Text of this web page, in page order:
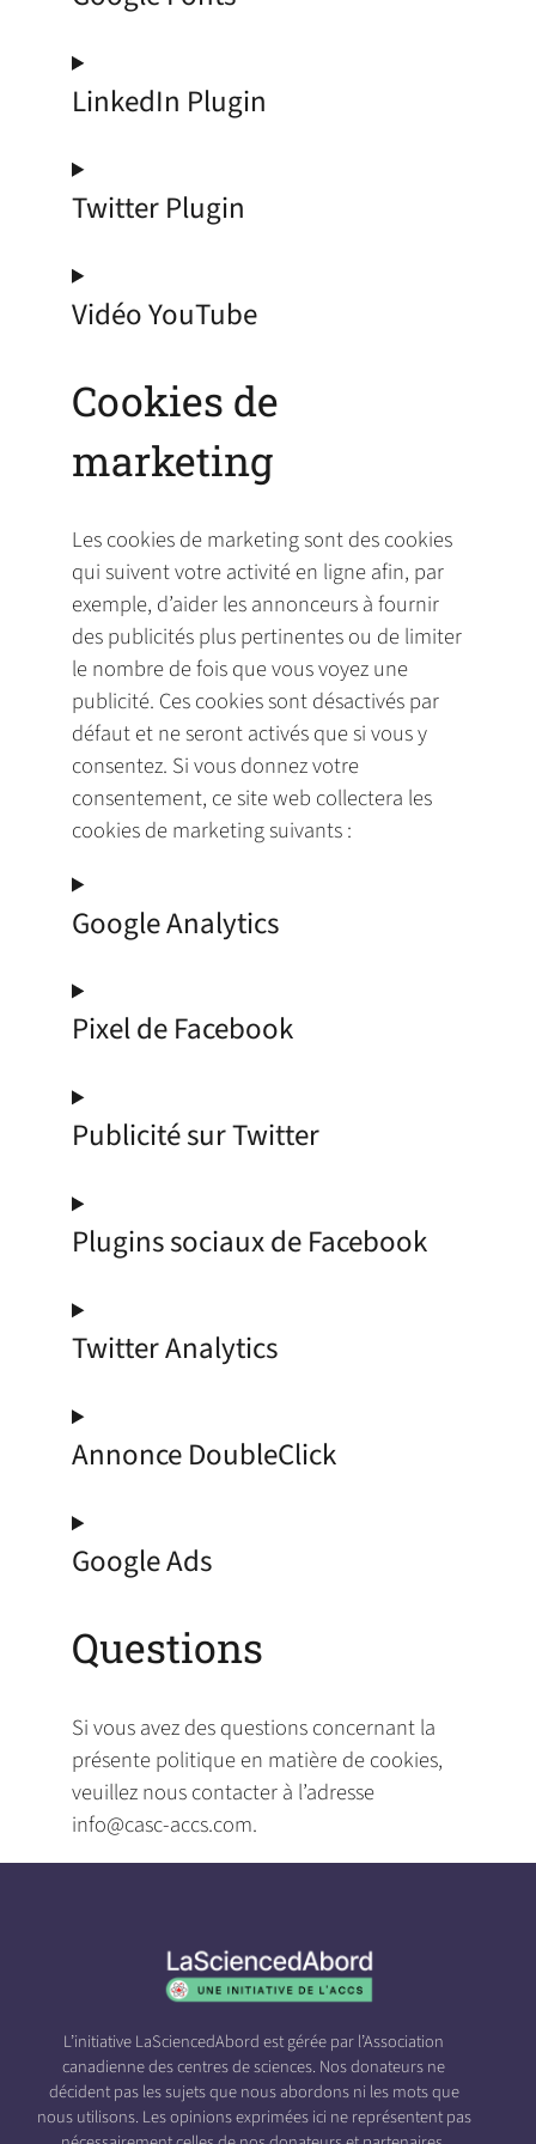
LinkedIn Plugin
Twitter Plugin
Vidéo YouTube
Cookies de
marketing
Les cookies de marketing sont des cookies
qui suivent votre activité en ligne afin, par
exemple, d’aider les annonceurs à fournir
des publicités plus pertinentes ou de limiter
le nombre de fois que vous voyez une
publicité. Ces cookies sont désactivés par
défaut et ne seront activés que si vous y
consentez. Si vous donnez votre
consentement, ce site web collectera les
cookies de marketing suivants :
Google Analytics
Pixel de Facebook
Publicité sur Twitter
Plugins sociaux de Facebook
Twitter Analytics
Annonce DoubleClick
Google Ads
Questions
Si vous avez des questions concernant la
présente politique en matière de cookies,
veuillez nous contacter à l’adresse
info@casc-accs.com.
L’initiative LaSciencedAbord est gérée par l’Association
canadienne des centres de sciences. Nos donateurs ne
décident pas les sujets que nous abordons ni les mots que
nous utilisons. Les opinions exprimées ici ne représentent pas